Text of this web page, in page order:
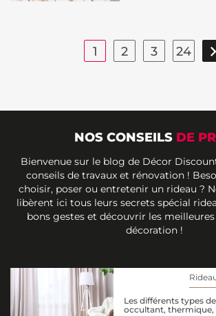
1 2 3 24 
NOS CONSEILS DE
Bienvenue sur le blog de Décor
conseils de travaux et rénovation !
choisir, poser ou entretenir un rideau ?
libèrent ici tous leurs secrets spécial
bons gestes et découvrir les
décoration !
Les différents types
occultant, thermique,